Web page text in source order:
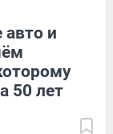
и
50 лет